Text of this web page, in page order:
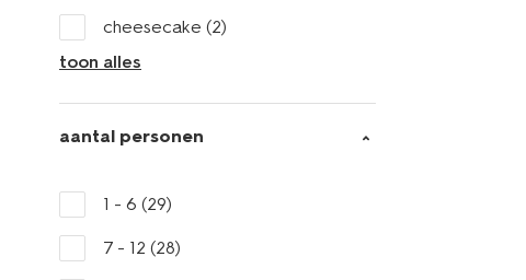
cheesecake (2)
toon alles
aantal personen
1 - 6 (29)
7 - 12 (28)